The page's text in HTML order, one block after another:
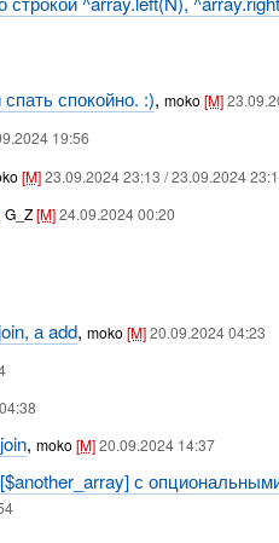
спокойно. :),moko[M]
19:56
[M]23.09.2024 23:13 / 23.09.2024
G_Z[M]24.09.2024 00:20
а add,moko[M]20.09.2024 04:23
, moko[M]20.09.2024 14:37
с